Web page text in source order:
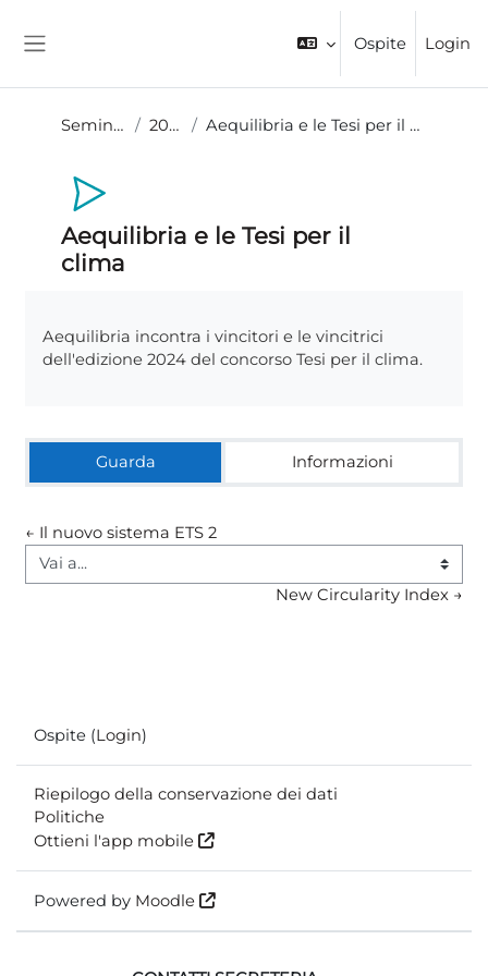
Ospite Login
Seminari 2024 Aequilibria e le Tesi per il clima
Aequilibria e le Tesi per il
clima
Aequilibria incontra i vincitori e le vincitrici
dell'edizione 2024 del concorso Tesi per il clima.
Guarda Informazioni
← Il nuovo sistema ETS 2
Vai a...
New Circularity Index →
Ospite (Login)
Riepilogo della conservazione dei dati
Politiche
Ottieni l'app mobile
Powered by Moodle